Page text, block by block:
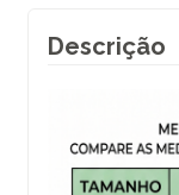
Descrição